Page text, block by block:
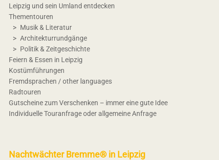
Leipzig und sein Umland entdecken
Thementouren
Musik & Literatur
Architekturrundgänge
Politik & Zeitgeschichte
Feiern & Essen in Leipzig
Kostümführungen
Fremdsprachen / other languages
Radtouren
Gutscheine zum Verschenken – immer eine gute Idee
Individuelle Touranfrage oder allgemeine Anfrage
Nachtwächter Bremme® in Leipzig